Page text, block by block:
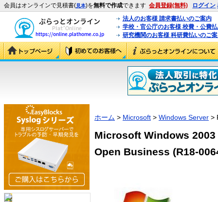
会員はオンラインで見積書(見本)を無料で作成できます 会員登録(無料) ログイン
法人のお客様 請求書払いのご案内
学校・官公庁のお客様 校費・公費
研究機関のお客様 科研費払いのご
ホーム > Microsoft > Windows Server >
Microsoft Windows
Open Business (R18-